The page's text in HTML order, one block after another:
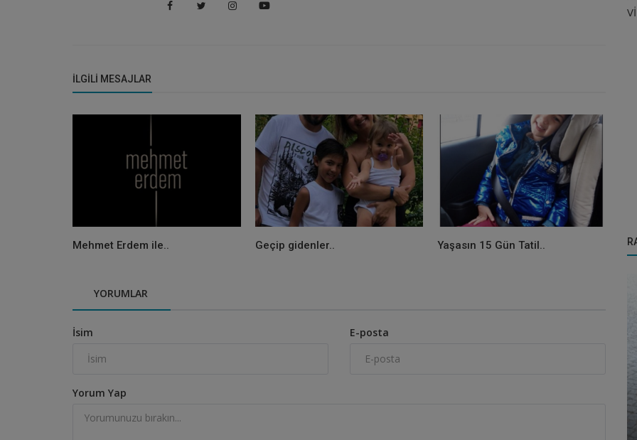
İLGILI MESAJLAR
Mehmet Erdem ile.. Geçip gidenler.. Yaşasın 15 Gün Tatil..
YORUMLAR
İsim E-posta
Yorum Yap
Ne kitaplar ne hikayeler..